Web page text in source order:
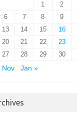
1
2
6
7 8 9
13
14 15 16
20
21 22 23
27
28 29 30
Nov
Jan »